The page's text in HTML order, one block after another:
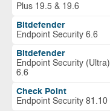
Plus 19.5 & 19.6
Bitdefender
Endpoint Security 6.6
Bitdefender
Endpoint Security (Ultra)
6.6
Check Point
Endpoint Security 81.10